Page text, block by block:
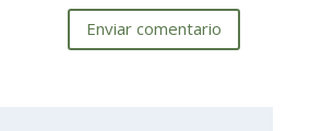
Enviar comentario